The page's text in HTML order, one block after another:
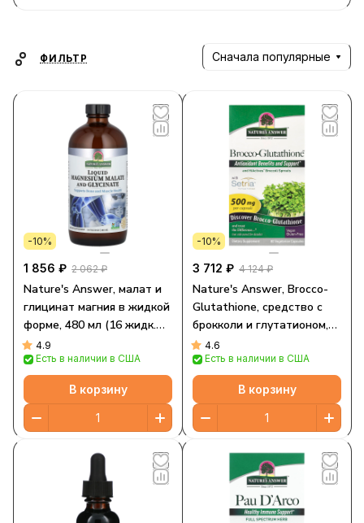
ФИЛЬТР Сначала популярные
-10%
1 856 ₽ 2 062 ₽
Nature's Answer, малат и
глицинат магния в жидкой
форме, 480 мл (16 жидк.
унций)
4.9
Есть в наличии в США
В корзину
-10%
3 712 ₽ 4 124 ₽
Nature's Answer, Brocco-
Glutathione, средство с
брокколи и глутатионом,
500 мг, 60 растительных
капсул
4.6
Есть в наличии в США
В корзину